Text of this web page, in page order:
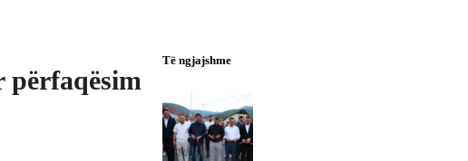
Të ngjajshme